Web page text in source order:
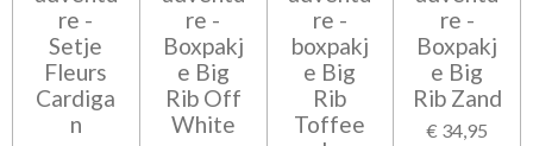
re -
Setje
Fleurs
Cardiga
n
re -
Boxpakj
e Big
Rib Off
White
re -
boxpakj
e Big
Rib
Toffee
re -
Boxpakj
e Big
Rib Zand
€ 34,95